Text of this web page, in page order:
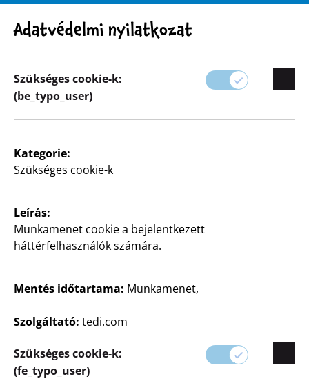
Háztartás
és hatékony háztartási termékeivel.
Választékunkban a konyhai eszközöktől és
minden megtalálható, amelyek segítenek helyet
megtakarítani és rendben tartani otthonát.
Háztartási cikkeinket úgy terveztük, hogy
megkönnyítsék és élvezetesebbé tegyék
mindennapjait, segítve a tiszta és barátságos
környezet fenntartását.
Adatvédelmi nyilatkozat
Szükséges cookie-k:
(be_typo_user)
Kategorie:
Szükséges cookie-k
Leírás:
Munkamenet cookie a bejelentkezett
háttérfelhasználók számára.
Mentés időtartama: Munkamenet,
Szolgáltató: tedi.com
Szükséges cookie-k:
(fe_typo_user)